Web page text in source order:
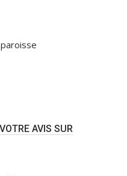
AVIS SUR